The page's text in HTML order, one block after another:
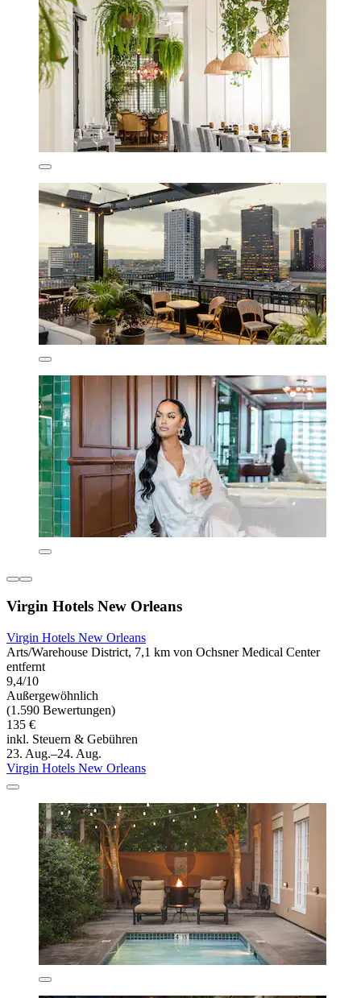
Virgin Hotels New Orleans
Virgin Hotels New Orleans
Arts/Warehouse District, 7,1 km von Ochsner Medical Center
entfernt
9,4/10
Außergewöhnlich
(1.590 Bewertungen)
135 €
inkl. Steuern & Gebühren
23. Aug.–24. Aug.
Virgin Hotels New Orleans